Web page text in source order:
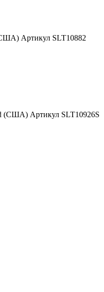
Артикул SLT10882
(США) Артикул SLT10926S